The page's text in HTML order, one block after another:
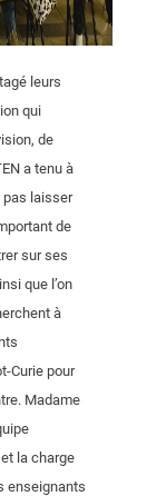
leurs
qui
de
a tenu à
pas laisser
de
sur ses
que l’on
à
Curie pour
Madame
la charge
enseignants